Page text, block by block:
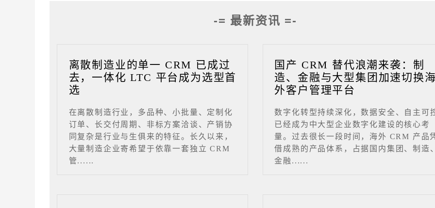
-= 最新资讯 =-
离散制造业的单一 CRM 已成过
去，一体化 LTC 平台成为选型首
选
在离散制造行业，多品种、小批量、定制化
订单、长交付周期、非标方案洽谈、产销协
同复杂是行业与生俱来的特征。长久以来，
大量制造企业寄希望于依靠一套独立 CRM
管......
国产 CRM 替代浪潮来袭：制
造、金融与大型集团加速切换海
外客户管理平台
数字化转型持续深化，数据安全、自主可
已经成为中大型企业数字化建设的核心考
量。过去很长一段时间，海外 CRM 产品
借成熟的产品体系，占据国内集团、制造、
金融......